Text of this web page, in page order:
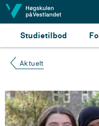
Hopp til innhald
Studietilbod
Aktuelt